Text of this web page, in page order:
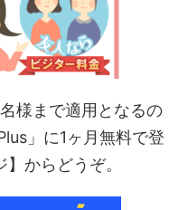
名様まで適用となるの
」に1ヶ月無料で登
からどうぞ。